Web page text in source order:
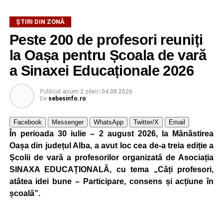
ȘTIRI DIN ZONĂ
Peste 200 de profesori reuniți
la Oașa pentru Școala de vară
a Sinaxei Educaționale 2026
Publicat acum 2 zileîn 04.08.2026
De sebesinfo.ro
Facebook Messenger WhatsApp Twitter/X Email
În perioada 30 iulie – 2 august 2026, la Mănăstirea
Oașa din județul Alba, a avut loc cea de-a treia ediție a
Școlii de vară a profesorilor organizată de Asociația
SINAXA EDUCAȚIONALĂ, cu tema „Câți profesori,
atâtea idei bune – Participare, consens și acțiune în
școală”.